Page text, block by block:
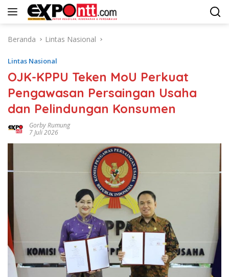
Langsung
Beranda
Lintas Nasional
Lintas Nasional
OJK-KPPU Teken MoU Perkuat
Pengawasan Persaingan Usaha
dan Pelindungan Konsumen
Gorby Rumung
7 Juli 2026